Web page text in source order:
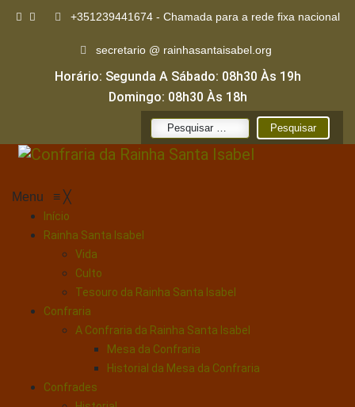
+351239441674 - Chamada para a rede fixa nacional
secretario @ rainhasantaisabel.org
Horário: Segunda A Sábado: 08h30 Às 19h
Domingo: 08h30 Às 18h
Pesquisar
Menu ≡ ╳
Início
Rainha Santa Isabel
Vida
Culto
Tesouro da Rainha Santa Isabel
Confraria
A Confraria da Rainha Santa Isabel
Mesa da Confraria
Historial da Mesa da Confraria
Confrades